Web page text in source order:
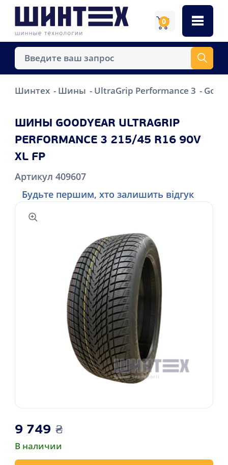
0
Шинтех Шины UltraGrip Performance 3
ШИНЫ GOODYEAR ULTRAGRIP
PERFORMANCE 3 215/45 R16 90V
XL FP
Артикул 409607
Будьте першим, хто залишить відгук
9 749 ₴
В наличии